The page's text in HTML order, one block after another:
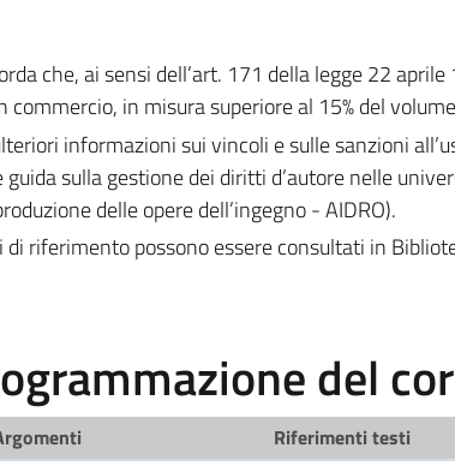
che, ai sensi dell’art. 171 della legge 22
commercio, in misura superiore al 15% del
informazioni sui vincoli e sulle sanzioni
guida sulla gestione dei diritti d’autore nelle
delle opere dell’ingegno - AIDRO).
di riferimento possono essere consultati in
del
Riferimenti testi